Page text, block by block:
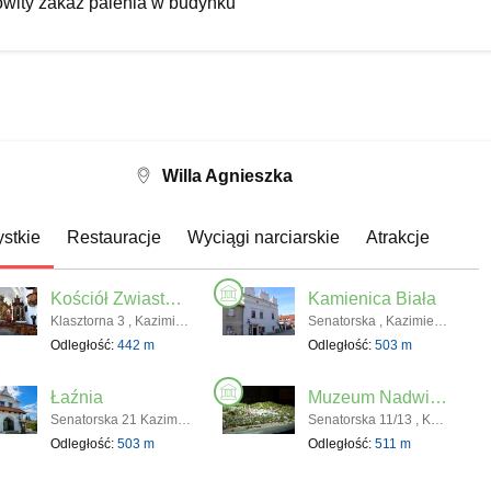
Zielony 260zł
cen prosimy o kontakt telefoniczny bądź mailowy.
2068 6481 4443 0001
41 A
Dolny
został ukryty]
został ukryty]
ukryty]
Willa Agnieszka
Restauracje Wyciągi narciarskie Atrakcje
Kościół Zwiastowania Najświętszej Marii Panny i Klasztor Reformatów
Klasztorna 3 , Kazimierz Dolny
Odległość:442 m
Kamienica Biała
Senatorska , Kazimierz Dolny
Odległość: 503 m
Łaźnia
Senatorska 21 Kazimierz Dolny
Odległość:503 m
Muzeum Nadwiślańskie / Oddział Kamienica Celejowska
Senatorska 11/13 , Kazimierz Dolny
Odległość: 511 m